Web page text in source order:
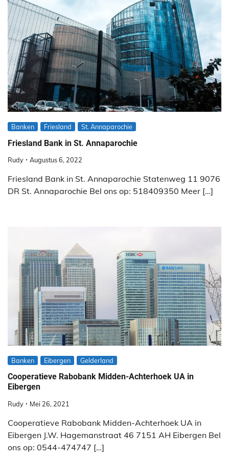
Banken Friesland St. Annaparochie
Friesland Bank in St. Annaparochie
Rudy Augustus 6, 2022
Friesland Bank in St. Annaparochie Statenweg 11 9076
DR St. Annaparochie Bel ons op: 518409350 Meer […]
Banken Eibergen Gelderland
Cooperatieve Rabobank Midden-Achterhoek UA in
Eibergen
Rudy Mei 26, 2021
Cooperatieve Rabobank Midden-Achterhoek UA in
Eibergen J.W. Hagemanstraat 46 7151 AH Eibergen Bel
ons op: 0544-474747 […]